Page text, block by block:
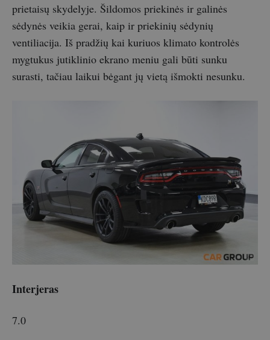
prietaisų skydelyje. Šildomos priekinės ir galinės
sėdynės veikia gerai, kaip ir priekinių sėdynių
ventiliacija. Iš pradžių kai kuriuos klimato kontrolės
mygtukus jutiklinio ekrano meniu gali būti sunku
surasti, tačiau laikui bėgant jų vietą išmokti nesunku.
Interjeras
7.0